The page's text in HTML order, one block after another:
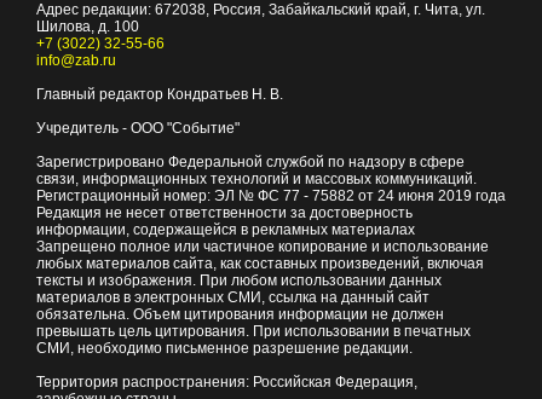
Адрес редакции: 672038 , Россия, Забайкальский край, г. Чита ул.
Шилова, д. 100
+7 (3022) 32-55-66
info@zab.ru
Главный редактор Кондратьев Н. В.
Учредитель - ООО "Событие"
Зарегистрировано Федеральной службой по надзору в сфере
связи, информационных технологий и массовых коммуникаций.
Регистрационный номер: ЭЛ № ФС 77 - 75882 от 24 июня 2019 года
Редакция не несет ответственности за достоверность
информации, содержащейся в рекламных материалах
Запрещено полное или частичное копирование и использование
любых материалов сайта, как составных произведений, включая
тексты и изображения. При любом использовании данных
материалов в электронных СМИ, ссылка на данный сайт
обязательна. Объем цитирования информации не должен
превышать цель цитирования. При использовании в печатных
СМИ, необходимо письменное разрешение редакции.
Территория распространения: Российская Федерация,